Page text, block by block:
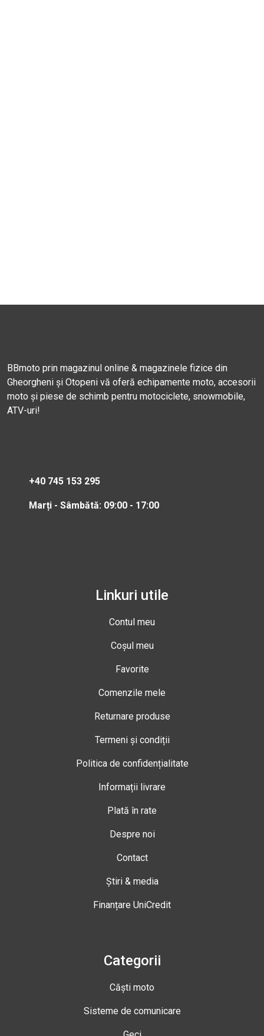
BBmoto prin magazinul online & magazinele fizice din
Gheorgheni și Otopeni vă oferă echipamente moto, accesorii
moto și piese de schimb pentru motociclete, snowmobile,
ATV-uri!
+40 745 153 295
Marți - Sâmbătă: 09:00 - 17:00
Linkuri utile
Contul meu
Coșul meu
Favorite
Comenzile mele
Returnare produse
Termeni și condiții
Politica de confidențialitate
Informații livrare
Plată în rate
Despre noi
Contact
Știri & media
Finanțare UniCredit
Categorii
Căști moto
Sisteme de comunicare